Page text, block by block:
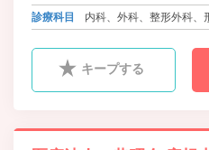
診療科目
内科、外科、整形外科、
科、婦人科、リウマチ科
キープする